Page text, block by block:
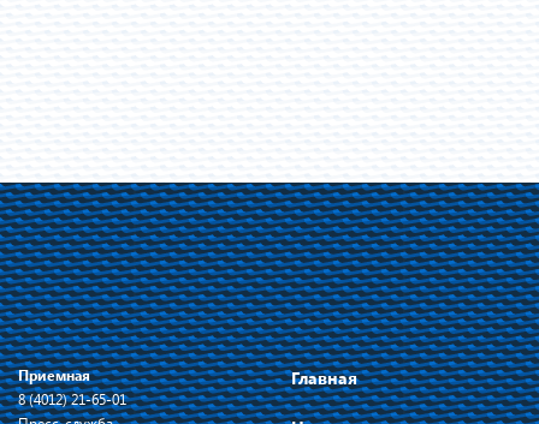
Приемная
8 (4012) 21-65-01
Главная